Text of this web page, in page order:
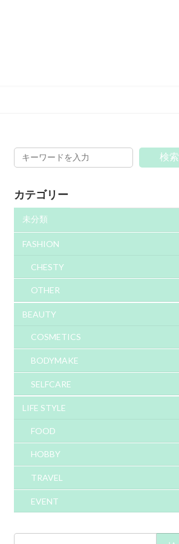
検索
カテゴリー
未分類
FASHION
CHESTY
OTHER
BEAUTY
COSMETICS
BODYMAKE
SELFCARE
LIFE STYLE
FOOD
HOBBY
TRAVEL
EVENT
検